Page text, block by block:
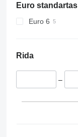
Euro standartas
Euro 6
Rida
–